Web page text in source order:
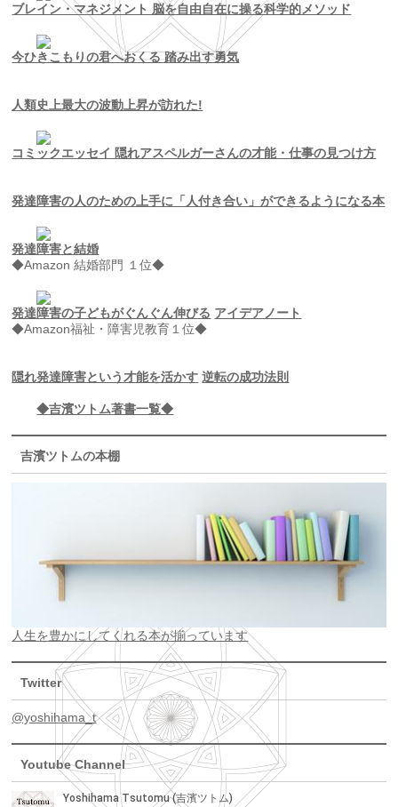
ブレイン・マネジメント 脳を自由自在に操る科学的メソッド
今ひきこもりの君へおくる 踏み出す勇気
人類史上最大の波動上昇が訪れた!
コミックエッセイ 隠れアスペルガーさんの才能・仕事の見つけ方
発達障害の人のための上手に「人付き合い」ができるようになる本
発達障害と結婚
◆Amazon 結婚部門 １位◆
発達障害の子どもがぐんぐん伸びる アイデアノート
◆Amazon福祉・障害児教育１位◆
隠れ発達障害という才能を活かす 逆転の成功法則
◆吉濱ツトム著書一覧◆
吉濱ツトムの本棚
人生を豊かにしてくれる本が揃っています
Twitter
@yoshihama_t
Youtube Channel